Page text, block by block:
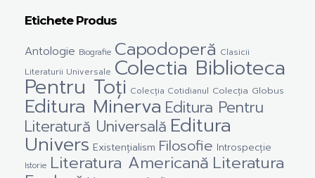
Etichete Produs
Antologie Biografie Capodoperă Clasicii
Literaturii Universale Colectia Biblioteca
Pentru Toți Colecția Cotidianul Colecția Globus
Editura Minerva Editura Pentru
Literatură Universală Editura
Univers Existențialism Filosofie Introspecție
Istorie Literatura Americană Literatura